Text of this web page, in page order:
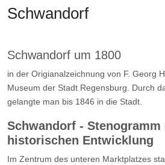
Schwandorf
Schwandorf um 1800
in der Origianalzeichnung von F. Georg
Museum der Stadt Regensburg. Durch
gelangte man bis 1846 in die Stadt.
Schwandorf - Stenogramm
historischen Entwicklung
Im Zentrum des unteren Marktplatzes